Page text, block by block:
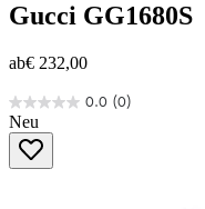
Gucci GG1680S
ab€ 232,00
0.0 (0)
0.0
von
Sternen.
Neu